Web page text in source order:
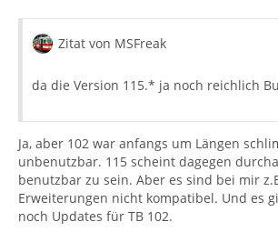
Zitat von MSFreak
da die Version 115.* ja noch reichlich
Ja, aber 102 war anfangs um Längen
unbenutzbar. 115 scheint dagegen
benutzbar zu sein. Aber es sind bei mir
Erweiterungen nicht kompatibel. Und es
noch Updates für TB 102.